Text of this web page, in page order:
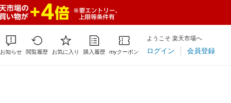
お知らせ 閲覧履歴 お気に入り 購入履歴 myクーポン
ようこそ 楽天市場へ
ログイン 会員登録